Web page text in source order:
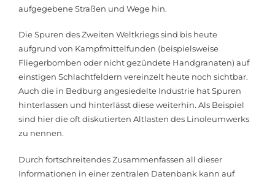
aufgegebene Straßen und Wege hin.
Die Spuren des Zweiten Weltkriegs sind bis heute
aufgrund von Kampfmittelfunden (beispielsweise
Fliegerbomben oder nicht gezündete Handgranaten) auf
einstigen Schlachtfeldern vereinzelt heute noch sichtbar.
Auch die in Bedburg angesiedelte Industrie hat Spuren
hinterlassen und hinterlässt diese weiterhin. Als Beispiel
sind hier die oft diskutierten Altlasten des Linoleumwerks
zu nennen.
Durch fortschreitendes Zusammenfassen all dieser
Informationen in einer zentralen Datenbank kann auf